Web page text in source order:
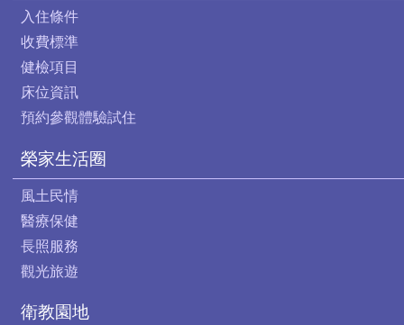
入住條件
收費標準
健檢項目
床位資訊
預約參觀體驗試住
榮家生活圈
風土民情
醫療保健
長照服務
觀光旅遊
衛教園地